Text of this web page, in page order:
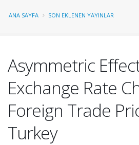
ANA SAYFA SON EKLENEN YAYINLAR
Asymmetric
Exchange Rate
Foreign Trade
Turkey